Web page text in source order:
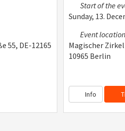
55, DE-12165
Start of the
Sunday, 13.
Event location
Magischer
10965 Berlin
Info